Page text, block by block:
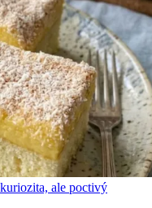
ale poctivý